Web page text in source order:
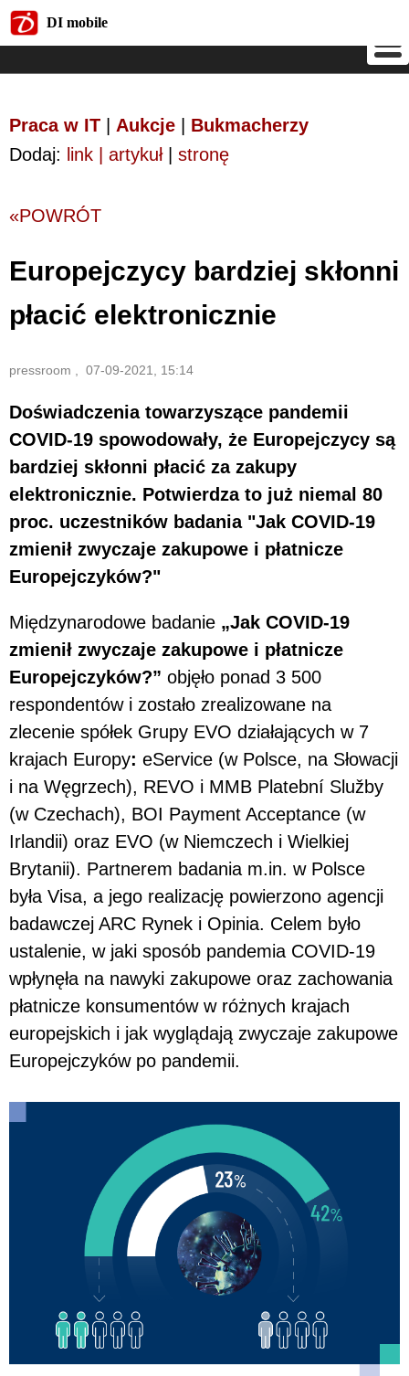
DI mobile
Praca w IT Aukcje
Bukmacherzy
Dodaj: link | artykuł| stronę
«POWRÓT
Europejczycy bardziej skłonni
płacić elektronicznie
pressroom , 07-09-2021, 15:14
Doświadczenia towarzyszące pandemii
COVID-19 spowodowały, że Europejczycy są
bardziej skłonni płacić za zakupy
elektronicznie. Potwierdza to już niemal 80
proc. uczestników badania "Jak COVID-19
zmienił zwyczaje zakupowe i płatnicze
Europejczyków?"
Międzynarodowe badanie „Jak COVID-19
zmienił zwyczaje zakupowe i płatnicze
Europejczyków?” objęło ponad 3 500
respondentów i zostało zrealizowane na
zlecenie spółek Grupy EVO działających w 7
krajach Europy: eService (w Polsce, na Słowacji
i na Węgrzech), REVO i MMB Platební Služby
(w Czechach), BOI Payment Acceptance (w
Irlandii) oraz EVO (w Niemczech i Wielkiej
Brytanii). Partnerem badania m.in. w Polsce
była Visa, a jego realizację powierzono agencji
badawczej ARC Rynek i Opinia. Celem było
ustalenie, w jaki sposób pandemia COVID-19
wpłynęła na nawyki zakupowe oraz zachowania
płatnicze konsumentów w różnych krajach
europejskich i jak wyglądają zwyczaje zakupowe
Europejczyków po pandemii.
DI mobile